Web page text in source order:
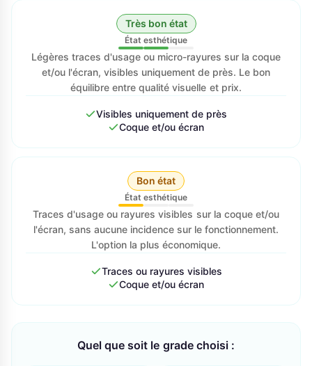
Très bon état
État esthétique
Légères traces d'usage ou micro-rayures sur la coque
et/ou l'écran, visibles uniquement de près. Le bon
équilibre entre qualité visuelle et prix.
Visibles uniquement de près
Coque et/ou écran
Bon état
État esthétique
Traces d'usage ou rayures visibles sur la coque et/ou
l'écran, sans aucune incidence sur le fonctionnement.
L'option la plus économique.
Traces ou rayures visibles
Coque et/ou écran
Quel que soit le grade choisi :